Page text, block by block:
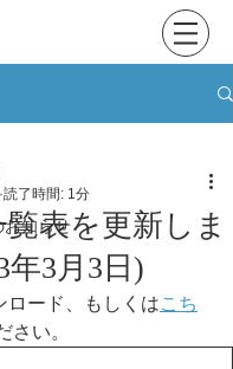
お知らせ表を更新しま
年3月3日)
読了時間: 1分
ロード、もしくはこち
さい。